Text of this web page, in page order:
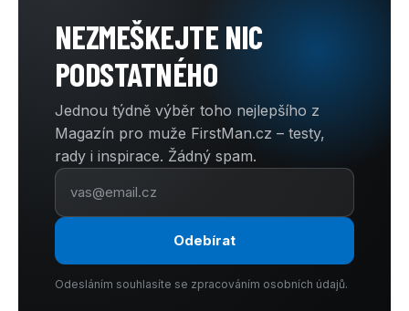
NEZMEŠKEJTE NIC
PODSTATNÉHO
Jednou týdně výběr toho nejlepšího z
Magazín pro muže FirstMan.cz – testy,
rady i inspirace. Žádný spam.
Odebírat
Odesláním souhlasíte se zpracováním osobních údajů.